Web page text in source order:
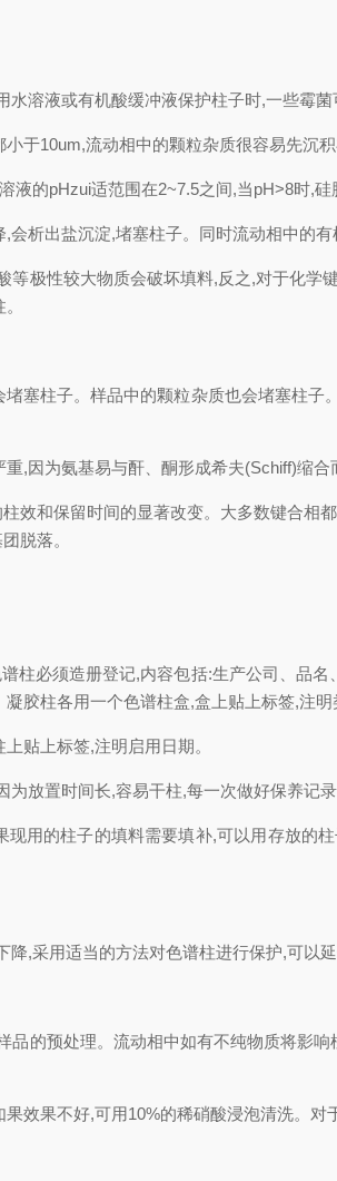
溶液或有机酸缓冲液保护柱子时,一些霉
于10um,流动相中的颗粒杂质很容易先沉积
的pHzui适范围在2~7.5之间,当pH>8时,
析出盐沉淀,堵塞柱子。同时流动相中的有
极性较大物质会破坏填料,反之,对于化学
塞柱子。样品中的颗粒杂质也会堵塞柱
,因为氨基易与酐、酮形成希夫(Schiff)缩合
效和保留时间的显著改变。大多数键合相
脱落。
柱必须造册登记,内容包括:生产公司、品
胶柱各用一个色谱柱盒,盒上贴上标签,注明
贴上标签,注明启用日期。
放置时间长,容易干柱,每一次做好保养记录
用的柱子的填料需要填补,可以用存放的
,采用适当的方法对色谱柱进行保护,可以延
的预处理。流动相中如有不纯物质将影
效果不好,可用10%的稀硝酸浸泡清洗。对